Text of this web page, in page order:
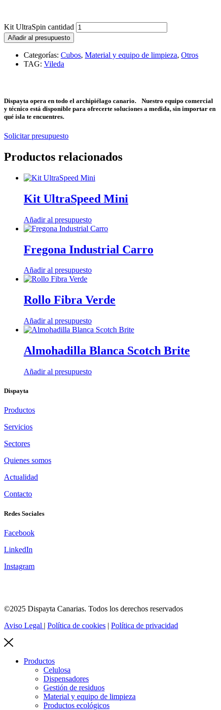
Kit UltraSpin cantidad
Añadir al presupuesto
Categorías: Cubos, Material y equipo de limpieza, Otros
TAG: Vileda
Dispayta opera en todo el archipiélago canario. Nuestro equipo comercial
y técnico está disponible para ofrecerte soluciones a medida, sin importar en
qué isla te encuentres.
Solicitar presupuesto
Productos relacionados
Kit UltraSpeed Mini
Añadir al presupuesto
Fregona Industrial Carro
Añadir al presupuesto
Rollo Fibra Verde
Añadir al presupuesto
Almohadilla Blanca Scotch Brite
Añadir al presupuesto
Dispayta
Productos
Servicios
Sectores
Quienes somos
Actualidad
Contacto
Redes Sociales
Facebook
LinkedIn
Instagram
©2025 Dispayta Canarias. Todos los derechos reservados
Aviso Legal | Política de cookies | Política de privacidad
Productos
Celulosa
Dispensadores
Gestión de residuos
Material y equipo de limpieza
Productos ecológicos